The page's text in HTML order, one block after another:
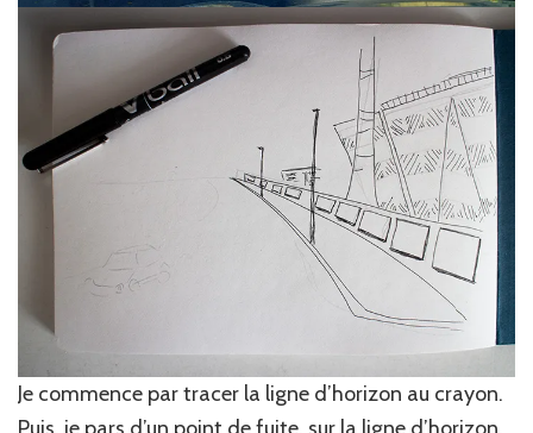
Je commence par tracer la ligne d’horizon au crayon.